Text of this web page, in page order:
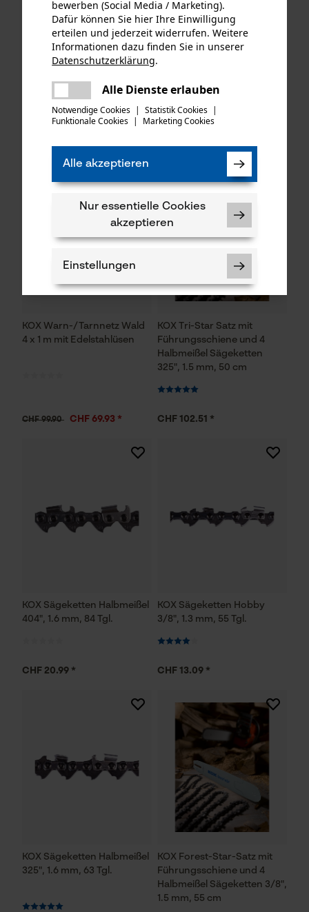
KOX Ersatz-Drehwirbel für
unsere Forstmaßbänder mit
KOX Tri-Star Satz mit
1.5 mm, 40 cm
KOX Warn-/Tarnnetz Wald
4 x 1 m mit Edelstahlüsen
CHF 99.90 CHF 69.93 *
KOX Tri-Star Satz mit
Führungsschiene und 4
Halbmeißel Sägeketten
325", 1.5 mm, 50 cm
CHF 102.51 *
KOX Sägeketten Halbmeißel
404", 1.6 mm, 84 Tgl.
CHF 20.99 *
KOX Sägeketten Hobby
3/8", 1.3 mm, 55 Tgl.
CHF 13.09 *
KOX Sägeketten Halbmeißel
325", 1.6 mm, 63 Tgl.
KOX Forest-Star-Satz mit
Führungsschiene und 4
Halbmeißel Sägeketten 3/8",
1.5 mm, 55 cm
bewerben (Social Media / Marketing).
Dafür können Sie hier Ihre Einwilligung
erteilen und jederzeit widerrufen. Weitere
Informationen dazu finden Sie in unserer
Datenschutzerklärung.
Alle Dienste erlauben
Notwendige Cookies | Statistik Cookies |
Funktionale Cookies | Marketing Cookies
Alle akzeptieren
Nur essentielle Cookies
akzeptieren
Einstellungen
Notwendige Cookies
Prüfung setzen von Cookies
Datenverarbeitung
Econda Tag Manager
Fact-Finder Tracking
Funktionale Cookies
Loop54 Personalization
Gespeicherter Warenkorb
Persönliche Begrüßung
Geo-IP und User Detection
Es ist ein Fehler aufgetreten. Bitte
versuchen Sie es erneut.
mail